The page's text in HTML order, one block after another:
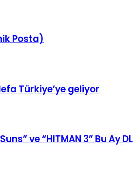
Posta)
Türkiye’ye geliyor
ve “HITMAN 3” Bu Ay